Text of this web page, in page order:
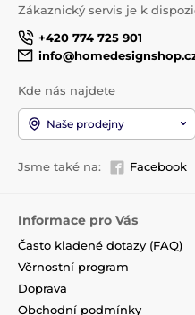
Zákaznický servis je k
+420 774 725 901
Kde nás najdete
Naše prodejny
Jsme také na: Facebook
Informace pro Vás
Často kladené dotazy (FAQ)
Věrnostní program
Doprava
Obchodní podmínky